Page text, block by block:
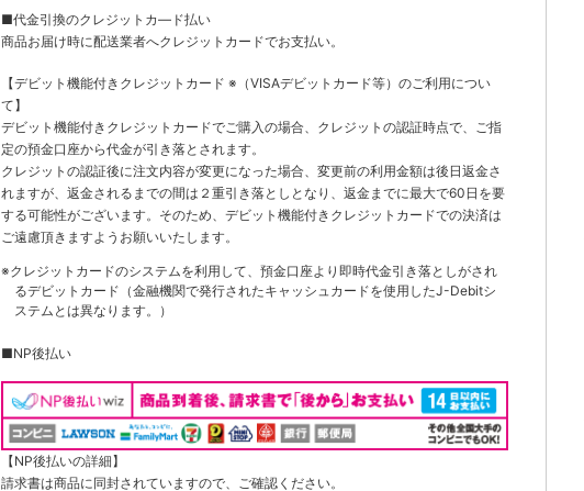
■代金引換のクレジットカ―ド払い
商品お届け時に配送業者へクレジットカードでお支払い。
【デビット機能付きクレジットカード ※（VISAデビットカード等） のご利用につい
て】
デビット機能付きクレジットカードでご購入の場合、クレジットの認証時点で、ご指
定の預金口座から代金が引き落とされます。
クレジットの認証後に注文内容が変更になった場合、変更前の利用金額は後日返金さ
れますが、返金されるまでの間は２重引き落としとなり、返金までに最大で60日を要
する可能性がございます。そのため、デビット機能付きクレジットカードでの決済は
ご遠慮頂きますようお願いいたします。
※クレジットカードのシステムを利用して、預金口座より即時代金引き落としがされ
るデビットカード（金融機関で発行されたキャッシュカードを使用したJ-Debitシ
ステムとは異なります。）
■NP後払い
【NP後払いの詳細】
請求書は商品に同封されていますので、ご確認ください。